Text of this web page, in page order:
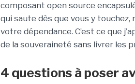
composant open source
qui saute dès que vous y touchez,
votre dépendance. C’est ce que
de la souveraineté sans livrer les
4 questions à poser